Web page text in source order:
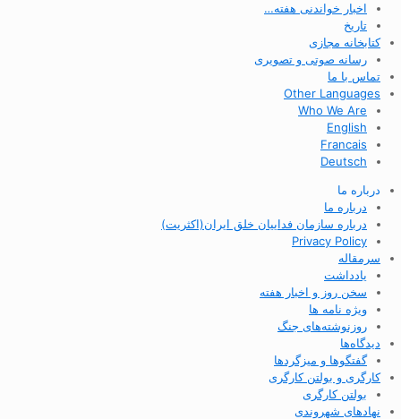
اخبار خواندنی هفته…
تاریخ
کتابخانه مجازی
رسانه صوتی و تصویری
تماس با ما
Other Languages
Who We Are
English
Francais
Deutsch
درباره ما
درباره ما
درباره سازمان فداییان خلق ایران(اکثریت)
Privacy Policy
سرمقاله
یادداشت
سخن روز و اخبار هفته
ویژه نامه ها
روزنوشته‌های جنگ
دیدگاه‌ها
گفتگوها و میزگردها
کارگری و بولتن کارگری
بولتن کارگری
نهادهای شهروندی